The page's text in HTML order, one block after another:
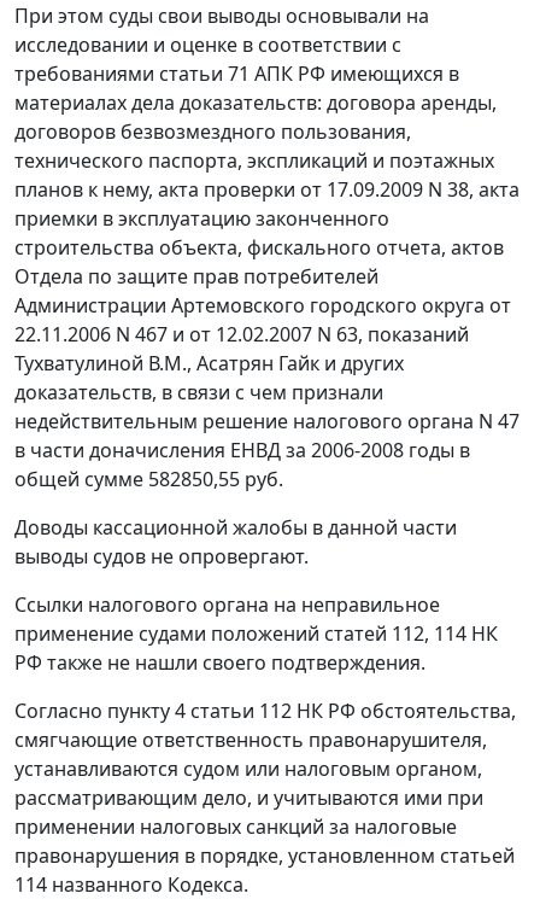
При этом суды свои выводы основывали на
исследовании и оценке в соответствии с
требованиями статьи 71 АПК РФ имеющихся в
материалах дела доказательств: договора аренды,
договоров безвозмездного пользования,
технического паспорта, экспликаций и поэтажных
планов к нему, акта проверки от 17.09.2009 N 38, акта
приемки в эксплуатацию законченного
строительства объекта, фискального отчета, актов
Отдела по защите прав потребителей
Администрации Артемовского городского округа от
22.11.2006 N 467 и от 12.02.2007 N 63, показаний
Тухватулиной В.М., Асатрян Гайк и других
доказательств, в связи с чем признали
недействительным решение налогового органа N 47
в части доначисления ЕНВД за 2006-2008 годы в
общей сумме 582850,55 руб.
Доводы кассационной жалобы в данной части
выводы судов не опровергают.
Ссылки налогового органа на неправильное
применение судами положений статей 112, 114 НК
РФ также не нашли своего подтверждения.
Согласно пункту 4 статьи 112 НК РФ обстоятельства,
смягчающие ответственность правонарушителя,
устанавливаются судом или налоговым органом,
рассматривающим дело, и учитываются ими при
применении налоговых санкций за налоговые
правонарушения в порядке, установленном статьей
114 названного Кодекса.